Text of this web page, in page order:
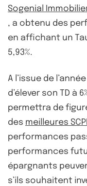
Sogenial
, a obtenu des
en affichant un
5,93%.
A l’issue de
d’élever son TD à
permettra de
des meilleures SCPI
performances
performances
épargnants
s’ils souhaitent